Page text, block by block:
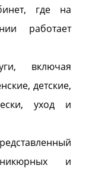
где на
работает
включая
детские,
уход и
и